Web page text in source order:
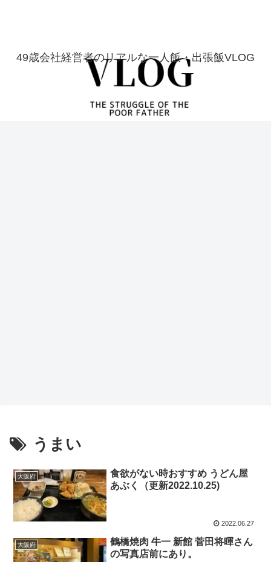
49歳会社経営者のリアルな一人飯・出張飯VLOG
うまい
大阪府
食欲がない時おすすめ うどん屋
あぶく（更新2022.10.25)
2022.06.27
大阪府
鶴橋焼肉 牛一 新館 菅田将暉さん
の写真店前にあり。